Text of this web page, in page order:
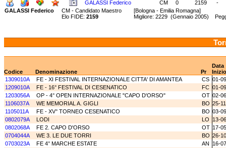
GALASSI Federico
CM 0 2159
-
GALASSI Federico
CM - Candidato Maestro [Bologna - Emilia Romagna]
Elo FIDE: 2159 Migliore: 2229 (Gennaio 2005)
Data
Codice
Denominazione Pr
Inizio
1309010A
FE - XI FESTIVAL INTERNAZIONALE CITTA' DI AMANTEA CS 01-
1209010A
FE - 16° FESTIVAL DI CESENATICO FC 01-
1203056A
OP - 4° OPEN INTERNAZIONALE "CAPO D'ORSO" OT 02-
1106037A
WE MEMORIAL A. GIGLI BO 25-
1105011A
FE - XV° TORNEO CESENATICO BO 03-
0802079A
LODI LO
13-
0802068A
FE 2. CAPO D'ORSO OT 17-
0704044A
WE 3. LE DUE TORRI BO 26-
0703023A
FE 4° MARCHE ESTATE AN
16-